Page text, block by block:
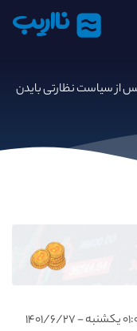
نااریب
از سیاست نظارتی بایدن
- ۱۴۰۱/۶/۲۷